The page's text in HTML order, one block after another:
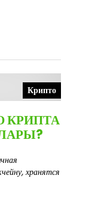
Крипто
КРИПТА
хранятся